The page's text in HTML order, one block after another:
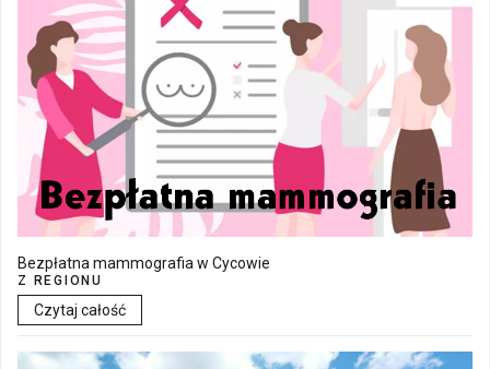
Bezpłatna mammografia w Cycowie
Z REGIONU
Czytaj całość